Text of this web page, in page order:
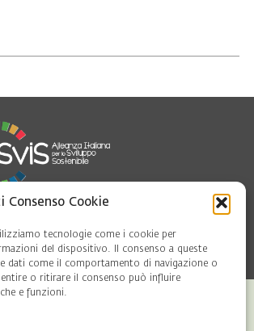
Consenso Cookie
tecnologie come i cookie per
del dispositivo. Il consenso a queste
dati come il comportamento di navigazione o
o ritirare il consenso può influire
e funzioni.